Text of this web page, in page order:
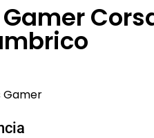
Gamer